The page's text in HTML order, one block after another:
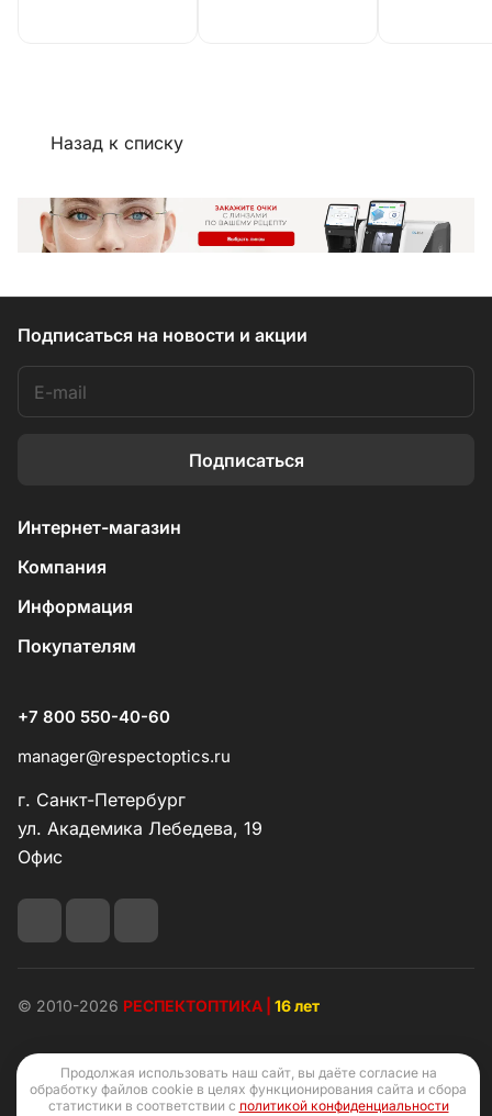
Назад к списку
Подписаться на новости и акции
Подписаться
Интернет-магазин
Компания
Информация
Покупателям
+7 800 550-40-60
manager@respectoptics.ru
г. Санкт-Петербург
ул. Академика Лебедева, 19
Офис
© 2010-2026 РЕСПЕКТОПТИКА | 16 лет
Конфиденциальность Оферта
Продолжая использовать наш сайт, вы даёте согласие на
обработку файлов cookie в целях функционирования сайта и сбора
статистики в соответствии с политикой конфиденциальности